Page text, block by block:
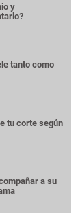
y
tanto como
tu corte según
a su